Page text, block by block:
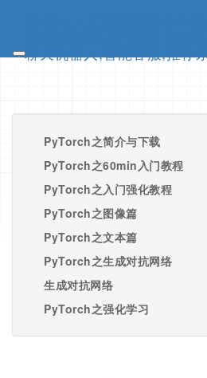
聊天机器人,智能客服,推荐
PyTorch之简介与下载
PyTorch之60min入门教程
PyTorch之入门强化教程
PyTorch之图像篇
PyTorch之文本篇
PyTorch之生成对抗网络
生成对抗网络
PyTorch之强化学习